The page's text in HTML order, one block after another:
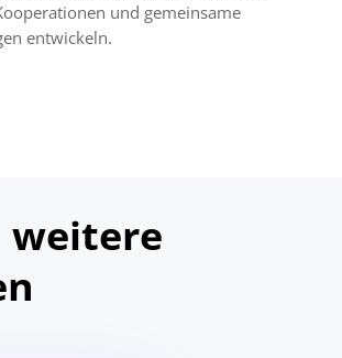
und gemeinsame
entwickeln.
weitere